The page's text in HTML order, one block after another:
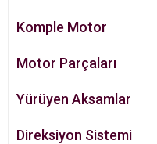
Komple Motor
Motor Parçaları
Yürüyen Aksamlar
Direksiyon Sistemi